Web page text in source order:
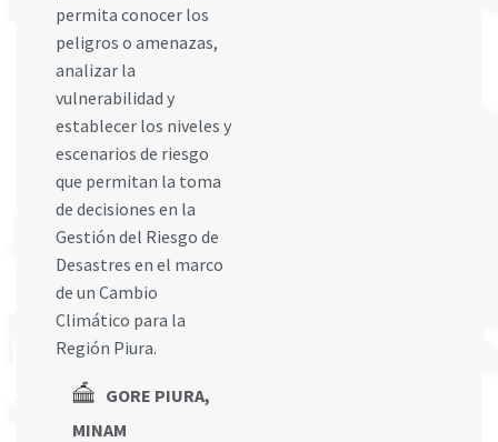
permita conocer los
peligros o amenazas,
analizar la
vulnerabilidad y
establecer los niveles y
escenarios de riesgo
que permitan la toma
de decisiones en la
Gestión del Riesgo de
Desastres en el marco
de un Cambio
Climático para la
Región Piura.
GORE PIURA,
MINAM